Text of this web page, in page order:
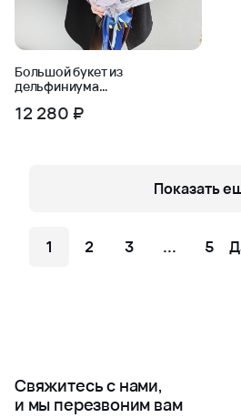
Большой букет из
дельфиниума
12 280 ₽
Показать
1 2 3 ... 5
Свяжитесь с нами,
и мы перезвоним вам